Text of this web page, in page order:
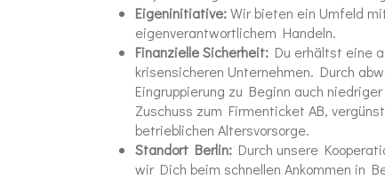
Eigeninitiative:Wir bieten ein Umfeld
eigenverantwortlichem Handeln.
Finanzielle Sicherheit: Du erhältst eine
krisensicheren Unternehmen. Durch
Eingruppierung zu Beginn auch
Zuschuss zum Firmenticket AB,
betrieblichen Altersvorsorge.
Standort Berlin: Durch unsere
wir Dich beim schnellen Ankommen in